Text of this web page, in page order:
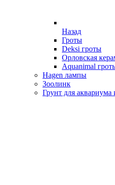
Назад
Гроты
Deksi гроты
Орловская
Aquanimal
Hagen лампы
Зоолинк
Грунт для аквариума